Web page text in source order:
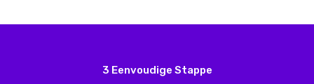
3 Eenvoudige Stappe